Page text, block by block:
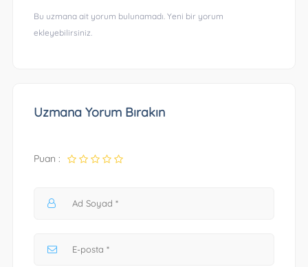
Bu uzmana ait yorum bulunamadı. Yeni bir yorum
ekleyebilirsiniz.
Uzmana Yorum Bırakın
Puan :